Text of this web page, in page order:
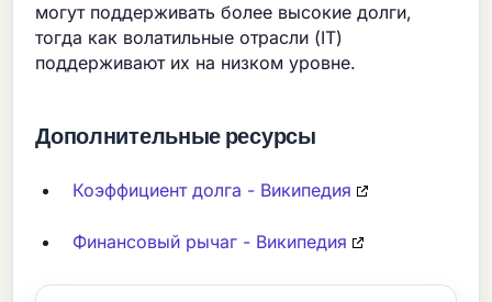
могут поддерживать более высокие долги,
тогда как волатильные отрасли (IT)
поддерживают их на низком уровне.
Дополнительные ресурсы
Коэффициент долга - Википедия
Финансовый рычаг - Википедия